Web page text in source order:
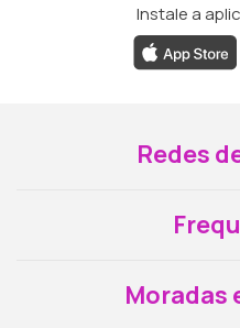
Instale a
Redes
Moradas